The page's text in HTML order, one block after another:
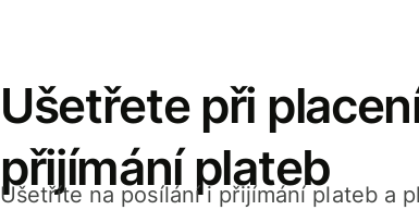
Ušetřete při
přijímání plateb
Ušetříte na posílání i přijímání plateb a